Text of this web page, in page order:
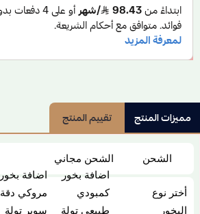
مميزات المنتج تقييم المنتج
الشحن الشحن مجاني
أختر نوع
البخور
اضافة بخور
كمبودي
طبيعي تولة
اضافة بخور
مروكي دقة
سوبر تولة